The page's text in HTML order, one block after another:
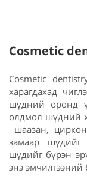
Cosmetic
Cosmetic
харагдахад
шүдний оронд
олдмол шүдний
шаазан,
замаар шүдийг
шүдийг бүрэн
энэ эмчилгээний